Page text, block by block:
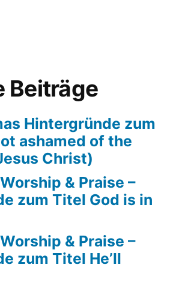
the
(of
Jesus
Christ)
Beiträge
Hintergründe zum
ashamed of the
Christ)
& Praise –
zum Titel God is in
& Praise –
zum Titel He’ll